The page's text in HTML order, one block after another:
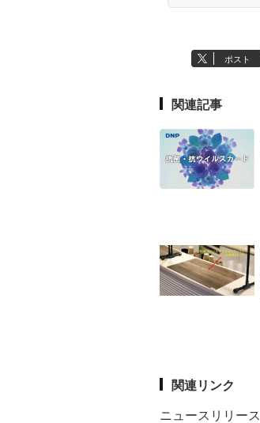
ポスト
関連記事
関連リンク
ニュースリリース